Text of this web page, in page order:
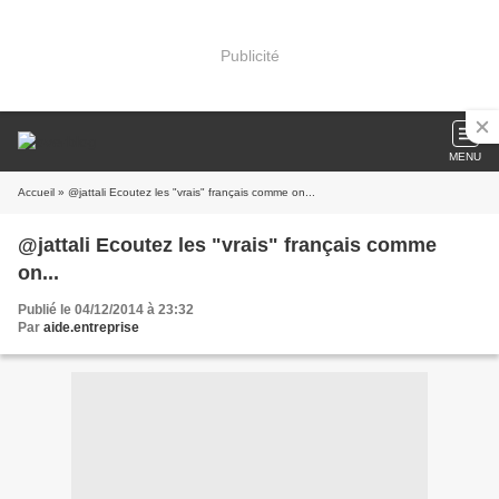
Publicité
MENU
Accueil » @jattali Ecoutez les "vrais" français comme on...
@jattali Ecoutez les "vrais" français comme
on...
Publié le 04/12/2014 à 23:32
Par aide.entreprise